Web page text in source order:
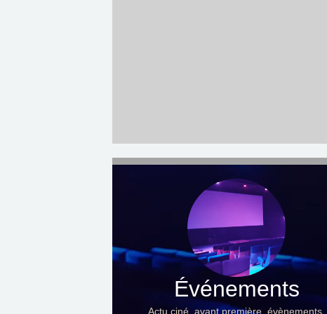
Événements
Actu ciné, avant première, évènements,